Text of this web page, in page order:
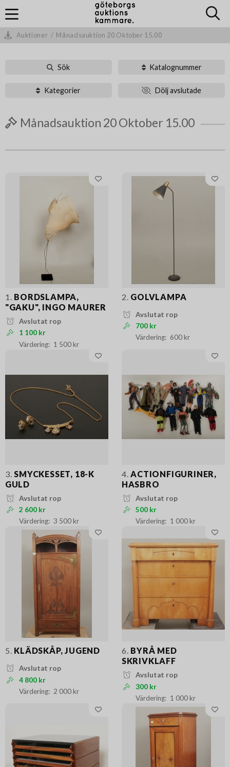
Auktioner / Månadsauktion 20 Oktober 15.00
Sök Katalognummer
Kategorier Dölj avslutade
Månadsauktion 20 Oktober 15.00
1. BORDSLAMPA,
"GAKU", INGO MAURER
Avslutat rop
1 100 kr
1 500 kr
2. GOLVLAMPA
Avslutat rop
700 kr
600 kr
3. SMYCKESSET, 18-K
GULD
Avslutat rop
2 600 kr
3 500 kr
4. ACTIONFIGURINER,
HASBRO
Avslutat rop
500 kr
1 000 kr
5. KLÄDSKÅP, JUGEND
Avslutat rop
4 800 kr
2 000 kr
6. BYRÅ MED
SKRIVKLAFF
Avslutat rop
300 kr
1 000 kr